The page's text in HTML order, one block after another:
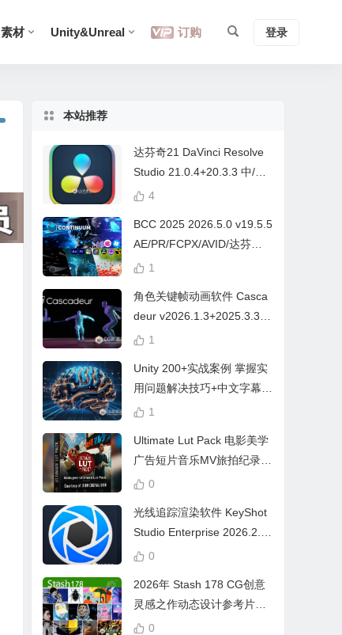
素材 Unity&Unreal 订购 登录
本站推荐
达芬奇21 DaVinci Resolve
Studio 21.0.4+20.3.3 中/英
文 Win/Mac
4
BCC 2025 2026.5.0 v19.5.5
AE/PR/FCPX/AVID/达芬奇
视频特效插件Continuum Wi
1
角色关键帧动画软件 Casca
deur v2026.1.3+2025.3.3
Win/Mac+中文字幕教程
1
Unity 200+实战案例 掌握实
用问题解决技巧+中文字幕 L
earn Problem Solving
1
Ultimate Lut Pack 电影美学
广告短片音乐MV旅拍纪录片
视频调色预设
0
光线追踪渲染软件 KeyShot
Studio Enterprise 2026.2.1
Win中文版
0
2026年 Stash 178 CG创意
灵感之作动态设计参考片广
告视频动画短片合集
0